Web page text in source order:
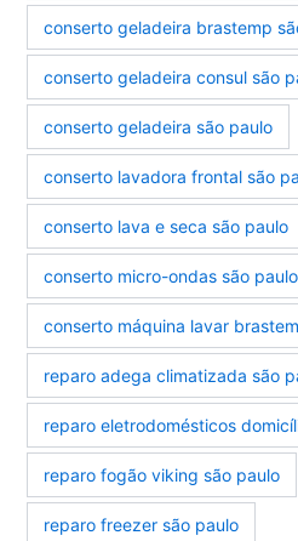
conserto geladeira brastemp
conserto geladeira consul são
conserto geladeira são paulo
conserto lavadora frontal são
conserto lava e seca são paulo
conserto micro-ondas são paulo
conserto máquina lavar
reparo adega climatizada são
reparo eletrodomésticos
reparo fogão viking são paulo
reparo freezer são paulo